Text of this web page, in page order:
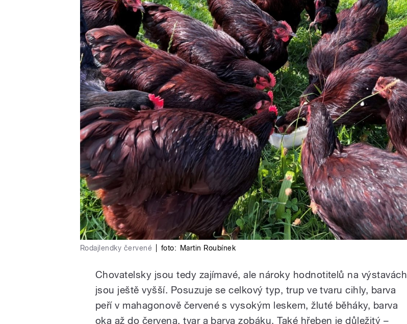
Rodajlendky červené foto: Martin Roubínek
Chovatelsky jsou tedy zajímavé, ale nároky hodnotitelů na výstavách
jsou ještě vyšší. Posuzuje se celkový typ, trup ve tvaru cihly, barva
peří v mahagonově červené s vysokým leskem, žluté běháky, barva
oka až do červena, tvar a barva zobáku. Také hřeben je důležitý –